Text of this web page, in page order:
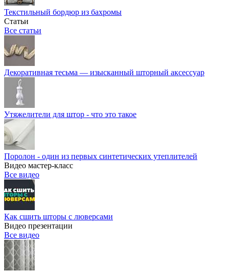
Текстильный бордюр из бахромы
Статьи
Все статьи
Декоративная тесьма — изысканный шторный аксессуар
Утяжелители для штор - что это такое
Поролон - один из первых синтетических утеплителей
Видео мастер-класс
Все видео
Как сшить шторы с люверсами
Видео презентации
Все видео